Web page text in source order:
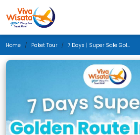
Home Paket Tour 7 Days | Super Sale Golden Route In Japan | Juni 2026 | Denpasar